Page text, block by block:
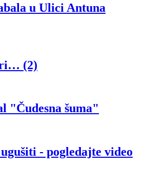
u Ulici Antuna
(2)
"Čudesna šuma"
- pogledajte video